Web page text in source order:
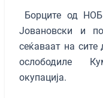
Борците од
Јовановски и
сеќаваат на
ослободиле
окупација.